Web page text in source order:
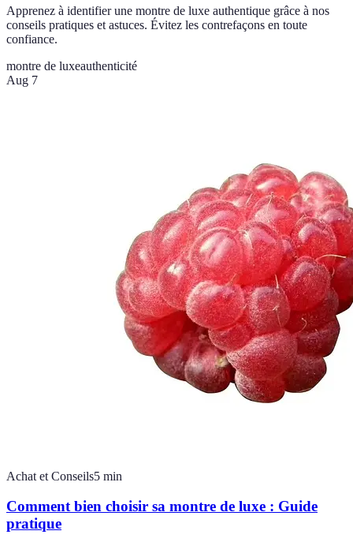
Apprenez à identifier une montre de luxe authentique grâce à nos
conseils pratiques et astuces. Évitez les contrefaçons en toute
confiance.
montre de luxeauthenticité
Aug 7
Achat et Conseils5 min
Comment bien choisir sa montre de luxe : Guide
pratique